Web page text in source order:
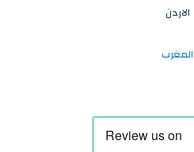
الاردن
المغرب